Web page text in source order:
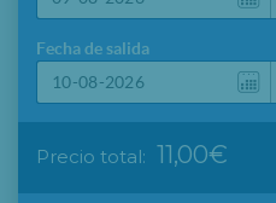
Fecha de salida
Precio total: 11,00€